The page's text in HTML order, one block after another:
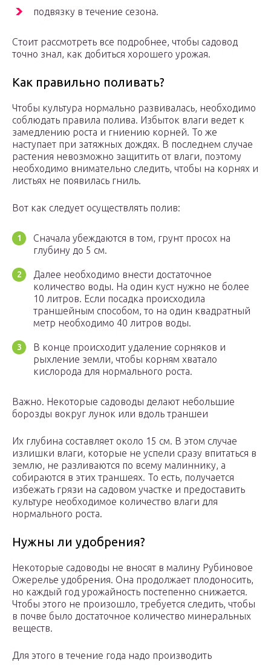
подвязку в течение сезона.
Стоит рассмотреть все подробнее, чтобы садовод
точно знал, как добиться хорошего урожая.
Как правильно поливать?
Чтобы культура нормально развивалась, необходимо
соблюдать правила полива. Избыток влаги ведет к
замедлению роста и гниению корней. То же
наступает при затяжных дождях. В последнем случае
растения невозможно защитить от влаги, поэтому
необходимо внимательно следить, чтобы на корнях и
листьях не появилась гниль.
Вот как следует осуществлять полив:
Сначала убеждаются в том, грунт просох на
глубину до 5 см.
Далее необходимо внести достаточное
количество воды. На один куст нужно не более
10 литров. Если посадка происходила
траншейным способом, то на один квадратный
метр необходимо 40 литров воды.
В конце происходит удаление сорняков и
рыхление земли, чтобы корням хватало
кислорода для нормального роста.
Важно. Некоторые садоводы делают небольшие
борозды вокруг лунок или вдоль траншеи
Их глубина составляет около 15 см. В этом случае
излишки влаги, которые не успели сразу впитаться в
землю, не разливаются по всему малиннику, а
собираются в этих траншеях. То есть, получается
избежать грязи на садовом участке и предоставить
культуре необходимое количество влаги для
нормального роста.
Нужны ли удобрения?
Некоторые садоводы не вносят в малину Рубиновое
Ожерелье удобрения. Она продолжает плодоносить,
но каждый год урожайность постепенно снижается.
Чтобы этого не произошло, требуется следить, чтобы
в почве было достаточное количество минеральных
веществ.
Для этого в течение года надо производить